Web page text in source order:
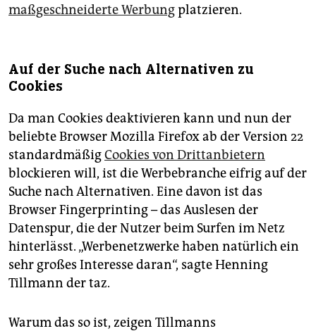
maßgeschneiderte Werbungplatzieren.
Auf der Suche nach Alternativen zu
Cookies
Da man Cookies deaktivieren kann und nun der
beliebte Browser Mozilla Firefox ab der Version 22
standardmäßigCookies von Drittanbietern
blockieren will, ist die Werbebranche eifrig auf der
Suche nach Alternativen. Eine davon ist das
Browser Fingerprinting – das Auslesen der
Datenspur, die der Nutzer beim Surfen im Netz
hinterlässt. „Werbenetzwerke haben natürlich ein
sehr großes Interesse daran“, sagte Henning
Tillmann der taz.
Warum das so ist, zeigen Tillmanns